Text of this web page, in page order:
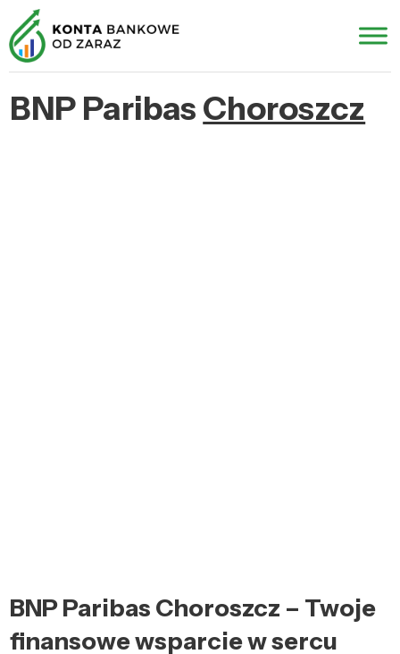
BNP Paribas Choroszcz
BNP Paribas Choroszcz – Twoje
finansowe wsparcie w sercu